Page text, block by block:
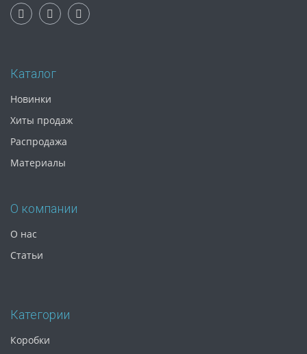
Каталог
Новинки
Хиты продаж
Распродажа
Материалы
О компании
О нас
Статьи
Категории
Коробки